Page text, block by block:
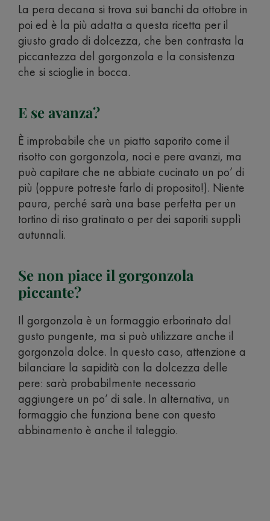
La pera decana si trova sui banchi da ottobre in
poi ed è la più adatta a questa ricetta per il
giusto grado di dolcezza, che ben contrasta la
piccantezza del gorgonzola e la consistenza
che si scioglie in bocca.
E se avanza?
È improbabile che un piatto saporito come il
risotto con gorgonzola, noci e pere avanzi, ma
può capitare che ne abbiate cucinato un po’ di
più (oppure potreste farlo di proposito!). Niente
paura, perché sarà una base perfetta per un
tortino di riso gratinato o per dei saporiti supplì
autunnali.
Se non piace il gorgonzola
piccante?
Il gorgonzola è un formaggio erborinato dal
gusto pungente, ma si può utilizzare anche il
gorgonzola dolce. In questo caso, attenzione a
bilanciare la sapidità con la dolcezza delle
pere: sarà probabilmente necessario
aggiungere un po’ di sale. In alternativa, un
formaggio che funziona bene con questo
abbinamento è anche il taleggio.